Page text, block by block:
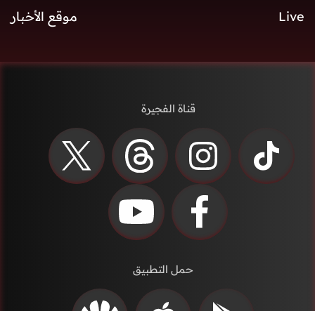
Live
موقع الأخبار
قناة الفجيرة
حمل التطبيق